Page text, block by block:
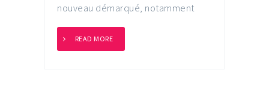
nouveau démarqué, notamment
READ MORE